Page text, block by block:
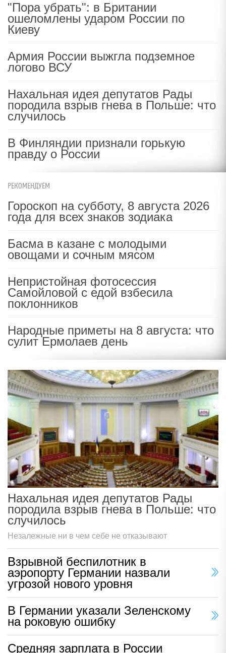
"Пора убрать": в Британии
ошеломлены ударом России по
Киеву
Армия России выжгла подземное
логово ВСУ
Нахальная идея депутатов Рады
породила взрыв гнева в Польше: что
случилось
В Финляндии признали горькую
правду о России
РЕКОМЕНДУЕМ
Гороскоп на субботу, 8 августа 2026
года для всех знаков зодиака
Басма в казане с молодыми
овощами и сочным мясом
Непристойная фотосессия
Самойловой с едой взбесила
поклонников
Народные приметы на 8 августа: что
сулит Ермолаев день
Нахальная идея депутатов Рады
породила взрыв гнева в Польше: что
случилось
Незалежные ни в чем себе не отказывают
Взрывной беспилотник в
аэропорту Германии назвали
угрозой нового уровня
В Германии указали Зеленскому
на роковую ошибку
Средняя зарплата в России